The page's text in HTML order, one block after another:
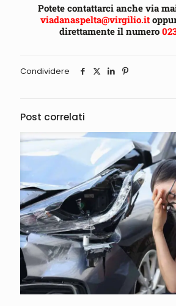
Potete contattarci anche via
viadanaspelta@virgilio.it
direttamente il numero
Condividere
Post correlati